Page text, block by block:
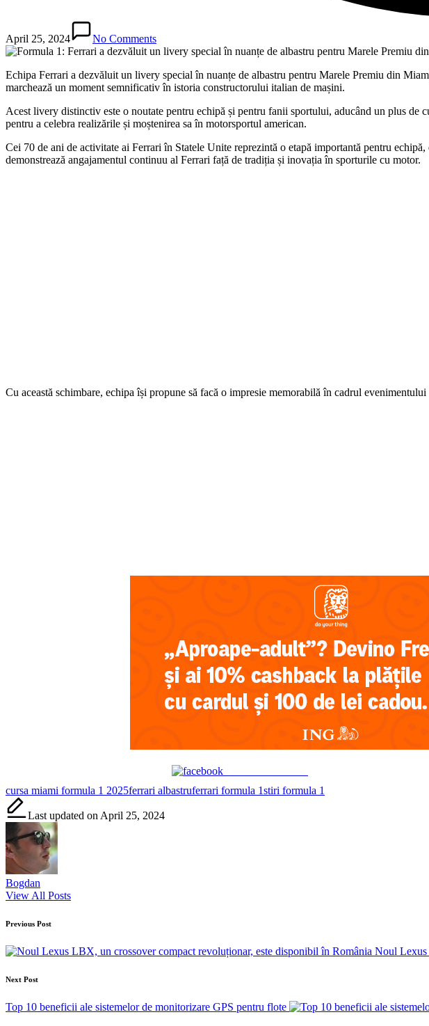
April 25, 2024 No Comments
Echipa Ferrari a dezvăluit un livery special în nuanțe de albastru pentru Marele Premiu din
marchează un moment semnificativ în istoria constructorului italian de mașini.
Acest livery distinctiv este o noutate pentru echipă și pentru fanii sportului, aducând un plus de
pentru a celebra realizările și moștenirea sa în motorsportul american.
Cei 70 de ani de activitate ai Ferrari în Statele Unite reprezintă o etapă importantă pentru
demonstrează angajamentul continuu al Ferrari față de tradiția și inovația în sporturile cu motor.
Cu această schimbare, echipa își propune să facă o impresie memorabilă în cadrul
Tags:
cursa miami formula 1 2025ferrari albastruferrari formula 1stiri formula 1
Last updated on April 25, 2024
Bogdan
View All Posts
Post
navigation
Previous Post
Noul Lexus
Next Post
Top 10 beneficii ale sistemelor de monitorizare GPS pentru flote